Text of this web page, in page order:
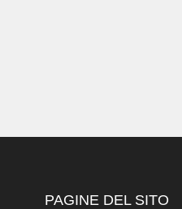
PAGINE DEL SITO